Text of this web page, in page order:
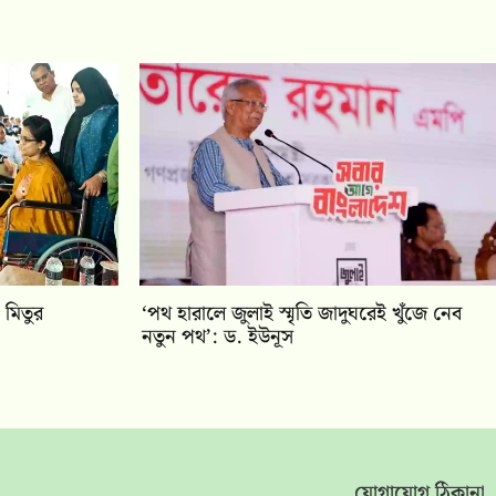
‘পথ হারালে জুলাই স্মৃতি জাদুঘরেই খুঁজে নেব
নতুন পথ’: ড. ইউনূস